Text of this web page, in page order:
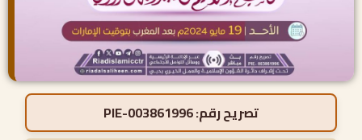
تصريح رقم:PIE-003861996